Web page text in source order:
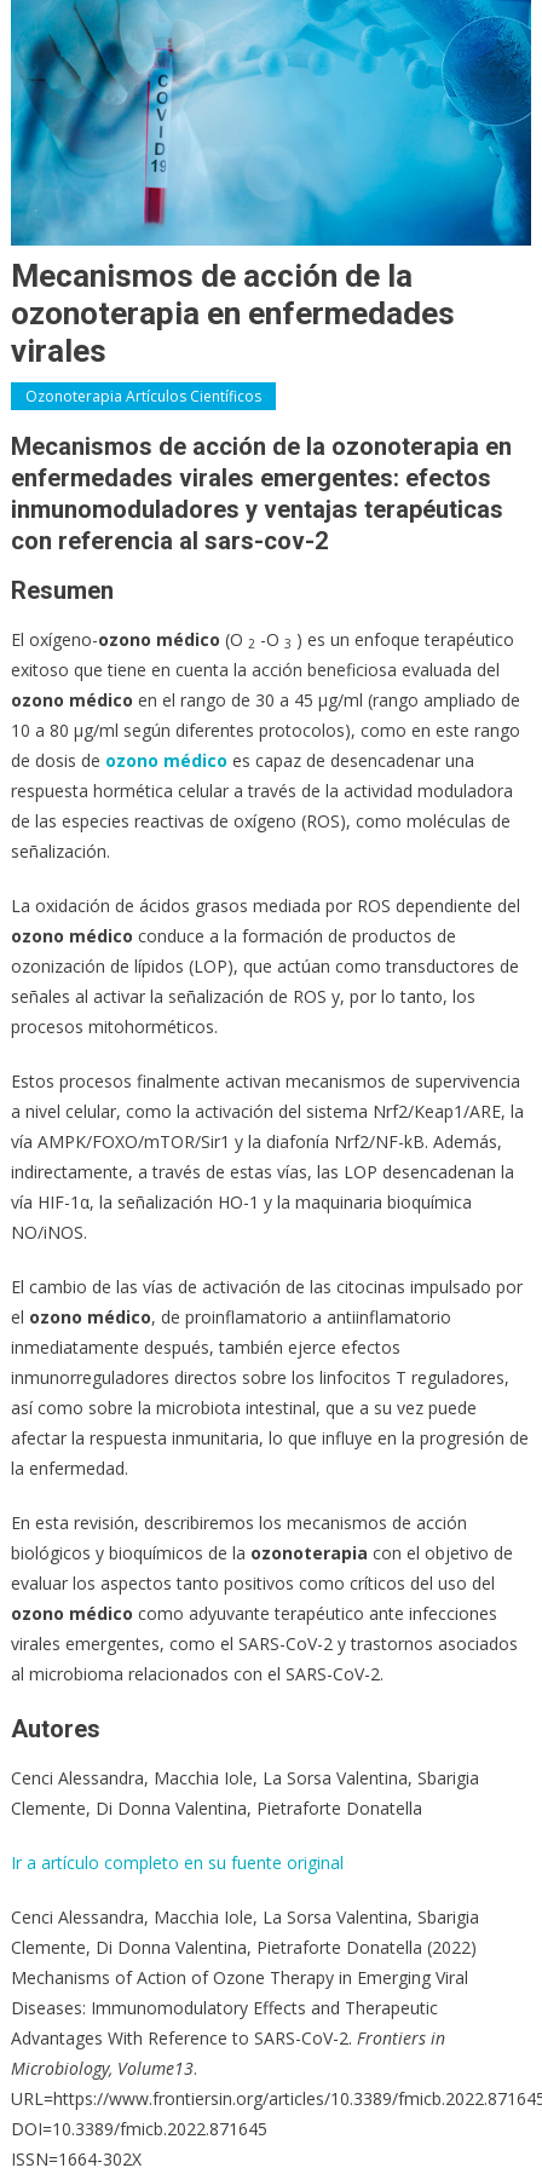
Mecanismos de acción de la
ozonoterapia en enfermedades
virales
Ozonoterapia Artículos Científicos
Mecanismos de acción de la ozonoterapia en
enfermedades virales emergentes: efectos
inmunomoduladores y ventajas terapéuticas
con referencia al sars-cov-2
Resumen
El oxígeno-ozono médico (O 2 -O 3 ) es un enfoque terapéutico
exitoso que tiene en cuenta la acción beneficiosa evaluada del
ozono médico en el rango de 30 a 45 μg/ml (rango ampliado de
10 a 80 μg/ml según diferentes protocolos), como en este rango
de dosis de ozono médico es capaz de desencadenar una
respuesta hormética celular a través de la actividad moduladora
de las especies reactivas de oxígeno (ROS), como moléculas de
señalización.
La oxidación de ácidos grasos mediada por ROS dependiente del
ozono médico conduce a la formación de productos de
ozonización de lípidos (LOP), que actúan como transductores de
señales al activar la señalización de ROS y, por lo tanto, los
procesos mitohorméticos.
Estos procesos finalmente activan mecanismos de supervivencia
a nivel celular, como la activación del sistema Nrf2/Keap1/ARE, la
vía AMPK/FOXO/mTOR/Sir1 y la diafonía Nrf2/NF-kB. Además,
indirectamente, a través de estas vías, las LOP desencadenan la
vía HIF-1α, la señalización HO-1 y la maquinaria bioquímica
NO/iNOS.
El cambio de las vías de activación de las citocinas impulsado por
el ozono médico, de proinflamatorio a antiinflamatorio
inmediatamente después, también ejerce efectos
inmunorreguladores directos sobre los linfocitos T reguladores,
así como sobre la microbiota intestinal, que a su vez puede
afectar la respuesta inmunitaria, lo que influye en la progresión de
la enfermedad.
En esta revisión, describiremos los mecanismos de acción
biológicos y bioquímicos de la ozonoterapia con el objetivo de
evaluar los aspectos tanto positivos como críticos del uso del
ozono médico como adyuvante terapéutico ante infecciones
virales emergentes, como el SARS-CoV-2 y trastornos asociados
al microbioma relacionados con el SARS-CoV-2.
Autores
Cenci Alessandra, Macchia Iole, La Sorsa Valentina, Sbarigia
Clemente, Di Donna Valentina, Pietraforte Donatella
Ir a artículo completo en su fuente original
Cenci Alessandra, Macchia Iole, La Sorsa Valentina, Sbarigia
Clemente, Di Donna Valentina, Pietraforte Donatella (2022)
Mechanisms of Action of Ozone Therapy in Emerging Viral
Diseases: Immunomodulatory Effects and Therapeutic
Advantages With Reference to SARS-CoV-2. Frontiers in
Microbiology, Volume13.
URL=https://www.frontiersin.org/articles/10.3389/
DOI=10.3389/fmicb.2022.871645
ISSN=1664-302X